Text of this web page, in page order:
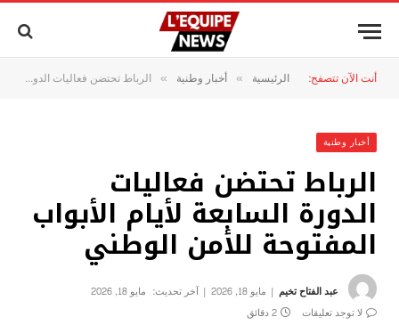
أنت الآن تتصفح: الرئيسية » أخبار وطنية » الرباط تحتضن فعاليات الدورة السابعة لأيام الأبواب المفتوحة للأمن الوطني
أخبار وطنية
الرباط تحتضن فعاليات
الدورة السابعة لأيام الأبواب
المفتوحة للأمن الوطني
عبد الفتاح تخيم مايو 18, 2026 آخر تحديث: مايو 18, 2026
لا توجد تعليقات
2 دقائق